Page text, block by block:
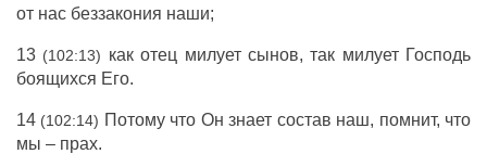
от нас беззакония наши;
13 (102:13) как отец милует сынов, так милует Господь
боящихся Его.
14 (102:14) Потому что Он знает состав наш, помнит, что
мы – прах.